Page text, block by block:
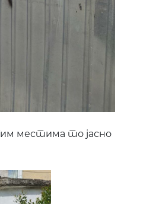
местима то јасно